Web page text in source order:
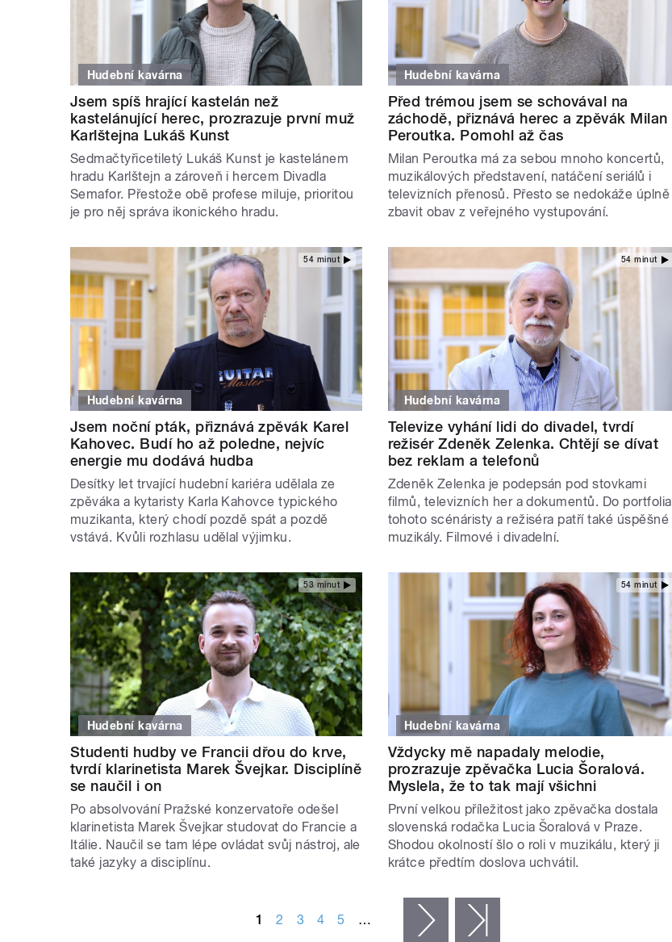
Hudební kavárna
Jsem spíš hrající kastelán než
kastelánující herec, prozrazuje první muž
Karlštejna Lukáš Kunst
Sedmačtyřicetiletý Lukáš Kunst je kastelánem
hradu Karlštejn a zároveň i hercem Divadla
Semafor. Přestože obě profese miluje, prioritou
je pro něj správa ikonického hradu.
Hudební kavárna
Před trémou jsem se schovával na
záchodě, přiznává herec a zpěvák Milan
Peroutka. Pomohl až čas
Milan Peroutka má za sebou mnoho koncertů,
muzikálových představení, natáčení seriálů i
televizních přenosů. Přesto se nedokáže úplně
zbavit obav z veřejného vystupování.
54 minut
Hudební kavárna
Jsem noční pták, přiznává zpěvák Karel
Kahovec. Budí ho až poledne, nejvíc
energie mu dodává hudba
Desítky let trvající hudební kariéra udělala ze
zpěváka a kytaristy Karla Kahovce typického
muzikanta, který chodí pozdě spát a pozdě
vstává. Kvůli rozhlasu udělal výjimku.
54 minut
Hudební kavárna
Televize vyhání lidi do divadel, tvrdí
režisér Zdeněk Zelenka. Chtějí se dívat
bez reklam a telefonů
Zdeněk Zelenka je podepsán pod stovkami
filmů, televizních her a dokumentů. Do portfolia
tohoto scénáristy a režiséra patří také úspěšné
muzikály. Filmové i divadelní.
53 minut
Hudební kavárna
Studenti hudby ve Francii dřou do krve,
tvrdí klarinetista Marek Švejkar. Disciplíně
se naučil i on
Po absolvování Pražské konzervatoře odešel
klarinetista Marek Švejkar studovat do Francie a
Itálie. Naučil se tam lépe ovládat svůj nástroj, ale
také jazyky a disciplínu.
54 minut
Hudební kavárna
Vždycky mě napadaly melodie,
prozrazuje zpěvačka Lucia Šoralová.
Myslela, že to tak mají všichni
První velkou příležitost jako zpěvačka dostala
slovenská rodačka Lucia Šoralová v Praze.
Shodou okolností šlo o roli v muzikálu, který ji
krátce předtím doslova uchvátil.
1 2 3 4 5 … následující ›